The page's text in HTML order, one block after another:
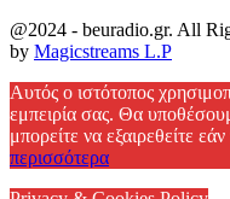
@2024 - beuradio.gr. All
by Magicstreams L.P
Αυτός ο ιστότοπος
εμπειρία σας. Θα
μπορείτε να εξαιρεθείτε
περισσότερα